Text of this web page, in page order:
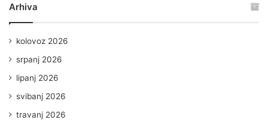
Arhiva
kolovoz 2026
srpanj 2026
lipanj 2026
svibanj 2026
travanj 2026